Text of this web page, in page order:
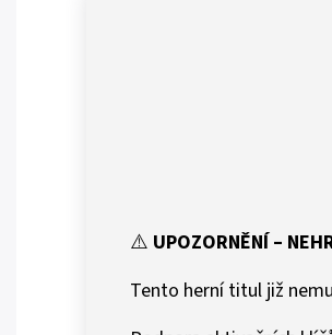
⚠️ UPOZORNĚNÍ –
Tento herní titul již